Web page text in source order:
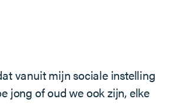
vanuit mijn sociale instelling
jong of oud we ook zijn, elke